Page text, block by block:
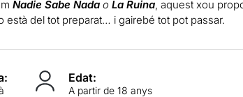
Nadie Sabe Nada o La Ruina, aquest xou
està del tot preparat… i gairebé tot pot passar.
Edat:
A partir de 18 anys